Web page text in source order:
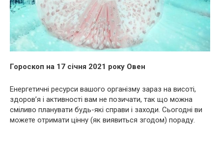
Гороскоп на 17 січня 2021 року Овен
Енергетичні ресурси вашого організму зараз на висоті,
здоров’я і активності вам не позичати, так що можна
сміливо планувати будь-які справи і заходи. Сьогодні ви
можете отримати цінну (як виявиться згодом) пораду.